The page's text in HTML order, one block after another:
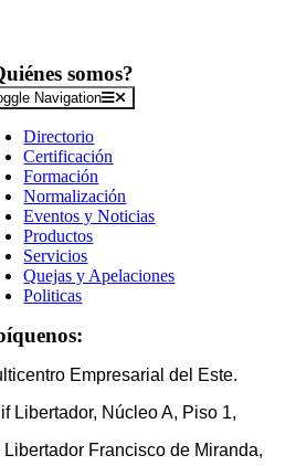
somos?
Navigation
Directorio
Certificación
Formación
Normalización
Eventos y Noticias
Productos
Servicios
Quejas y Apelaciones
Politicas
Empresarial del Este.
Libertador, Núcleo A, Piso 1,
Libertador Francisco de Miranda,